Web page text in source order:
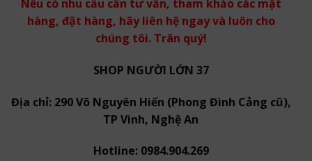
Nếu có nhu cầu cần tư vấn, tham khảo các mặt
hàng, đặt hàng, hãy liên hệ ngay và luôn cho
chúng tôi. Trân quý!
SHOP NGƯỜI LỚN 37
Địa chỉ: 290 Võ Nguyên Hiến (Phong Đình Cảng cũ),
TP Vinh, Nghệ An
Hotline: 0984.904.269